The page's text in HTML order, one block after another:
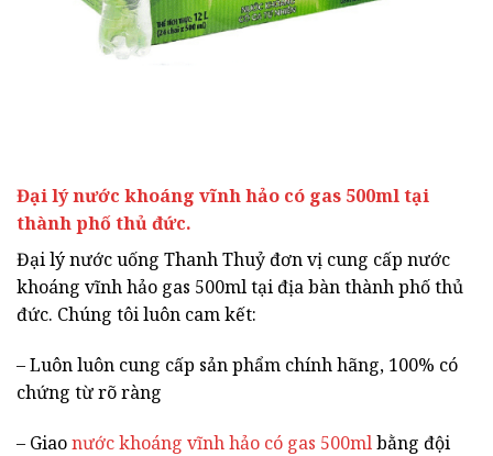
Đại lý nước khoáng vĩnh hảo có gas 500ml tại
thành phố thủ đức.
Đại lý nước uống Thanh Thuỷ đơn vị cung cấp nước
khoáng vĩnh hảo gas 500ml tại địa bàn thành phố thủ
đức. Chúng tôi luôn cam kết:
– Luôn luôn cung cấp sản phẩm chính hãng, 100% có
chứng từ rõ ràng
– Giaonước khoáng vĩnh hảo có gas 500mlbằng đội